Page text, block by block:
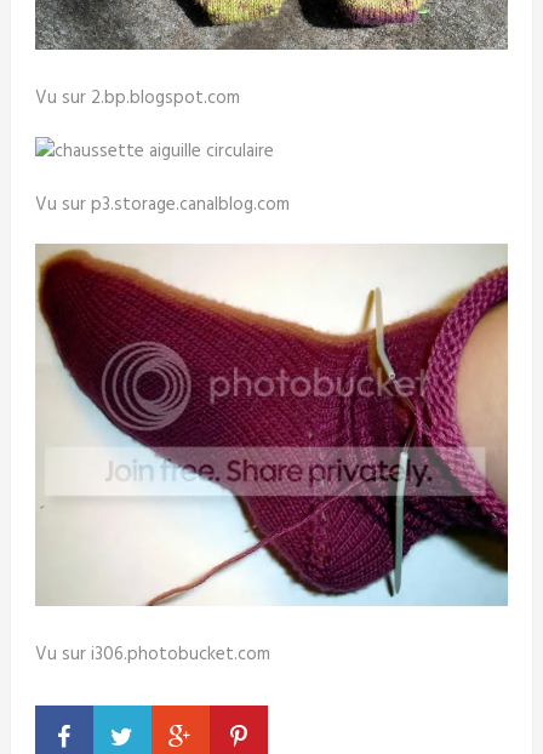
Vu sur 2.bp.blogspot.com
Vu sur p3.storage.canalblog.com
Vu sur i306.photobucket.com